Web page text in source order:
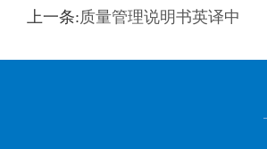
训翻译 标准级 专业级
上一条:质量管理说明书英译中